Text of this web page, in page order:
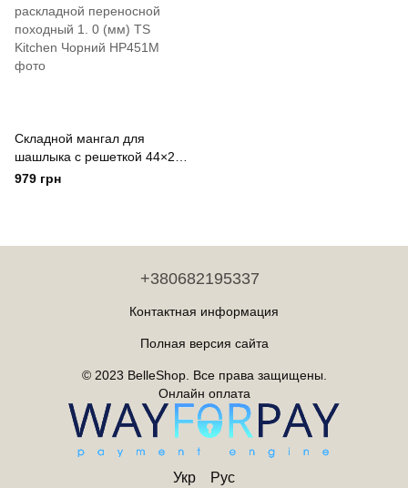
Складной мангал для
шашлыка с решеткой 44×29.
5×36 (см) мини-мангал
979 грн
+380682195337
Контактная информация
Полная версия сайта
© 2023 BelleShop. Все права защищены.
Онлайн оплата
Укр Рус